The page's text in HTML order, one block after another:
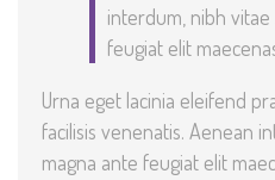
interdum, nibh vitae
feugiat elit
Urna eget lacinia eleifend
facilisis venenatis. Aenean
magna ante feugiat elit